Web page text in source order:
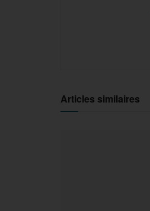
Articles similaires